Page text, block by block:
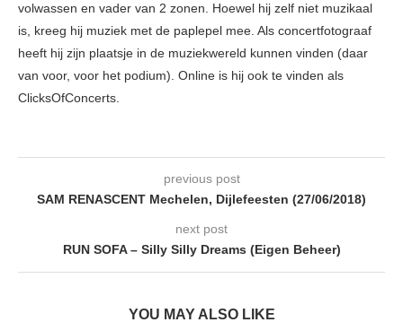
volwassen en vader van 2 zonen. Hoewel hij zelf niet muzikaal
is, kreeg hij muziek met de paplepel mee. Als concertfotograaf
heeft hij zijn plaatsje in de muziekwereld kunnen vinden (daar
van voor, voor het podium). Online is hij ook te vinden als
ClicksOfConcerts.
previous post
SAM RENASCENT Mechelen, Dijlefeesten (27/06/2018)
next post
RUN SOFA – Silly Silly Dreams (Eigen Beheer)
YOU MAY ALSO LIKE